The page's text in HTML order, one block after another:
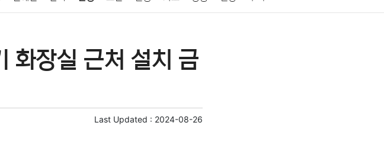
마케팅 부동산 외국어 교육 교통 생활
화장실 근처 설치 금
Last Updated : 2024-08-26